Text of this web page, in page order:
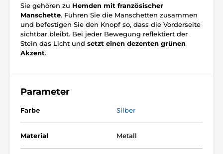
Sie gehören zu Hemden mit französischer
Manschette. Führen Sie die Manschetten zusammen
und befestigen Sie den Knopf so, dass die Vorderseite
sichtbar bleibt. Bei jeder Bewegung reflektiert der
Stein das Licht und setzt einen dezenten grünen
Akzent.
Parameter
Farbe Silber
Material Metall